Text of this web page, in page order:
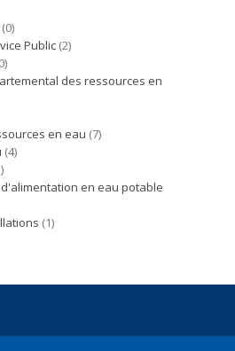
(0)
Public (2)
des ressources en
en eau (7)
(4)
en eau potable
(1)